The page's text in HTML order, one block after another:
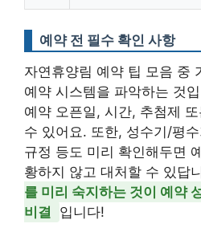
예약 전 필수 확인 사항
자연휴양림 예약 팁 모음 중
예약 시스템을 파악하는 것
예약 오픈일, 시간, 추첨제
수 있어요. 또한, 성수기/평
규정 등도 미리 확인해두면
황하지 않고 대처할 수 있답
를 미리 숙지하는 것이 예약
비결
입니다!